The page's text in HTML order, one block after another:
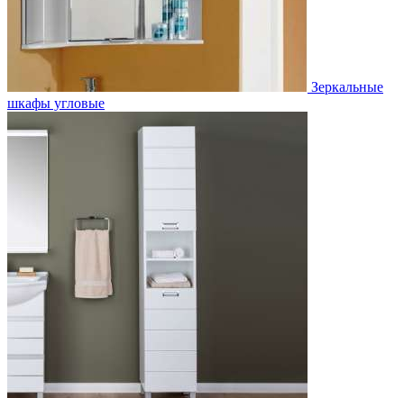
Зеркальные
шкафы угловые